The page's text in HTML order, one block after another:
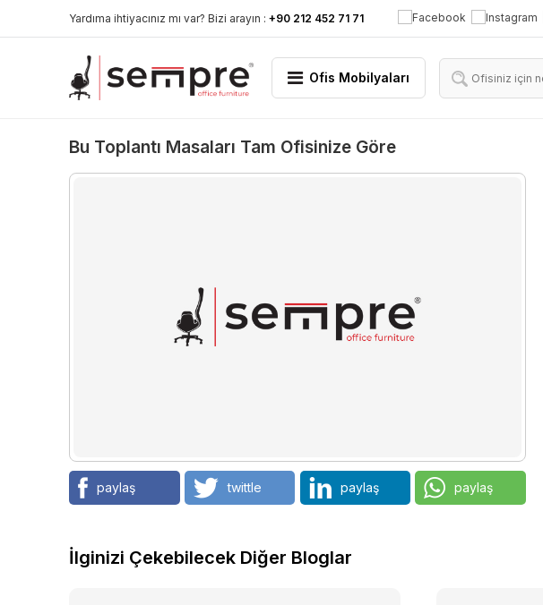
Yardıma ihtiyacınız mı var? Bizi arayın : +90 212 452 71 71
Ofis Mobilyaları
Bu Toplantı Masaları Tam Ofisinize Göre
paylaş twittle paylaş paylaş
İlginizi Çekebilecek Diğer Bloglar